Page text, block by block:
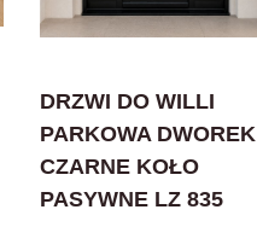
DRZWI DO WILLI
PARKOWA DWOREK
CZARNE KOŁO
PASYWNE LZ 835